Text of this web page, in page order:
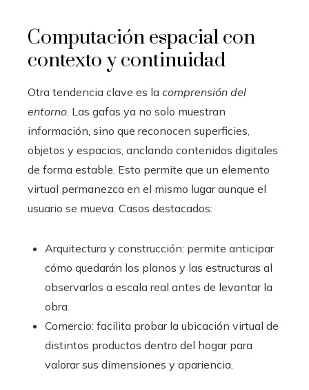
Computación espacial con
contexto y continuidad
Otra tendencia clave es la comprensión del
entorno. Las gafas ya no solo muestran
información, sino que reconocen superficies,
objetos y espacios, anclando contenidos digitales
de forma estable. Esto permite que un elemento
virtual permanezca en el mismo lugar aunque el
usuario se mueva. Casos destacados:
Arquitectura y construcción: permite anticipar
cómo quedarán los planos y las estructuras al
observarlos a escala real antes de levantar la
obra.
Comercio: facilita probar la ubicación virtual de
distintos productos dentro del hogar para
valorar sus dimensiones y apariencia.